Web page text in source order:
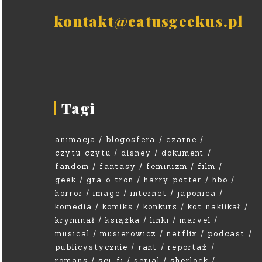
kontakt@catusgeekus.pl
Tagi
animacja blogosfera
czarne
czytu czytu
disney
dokument
fandom
fantasy feminizm
film
geek
gra o tron harry potter
hbo
horror
image internet
japonica
komedia
komiks konkurs
kot naklikał
kryminał
książka linki
marvel
musical
musierowicz netflix
podcast
publicystycznie
rant
reportaż